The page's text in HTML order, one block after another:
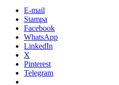
E-mail
Stampa
Facebook
WhatsApp
LinkedIn
X
Pinterest
Telegram